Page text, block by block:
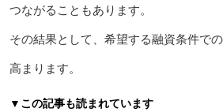
つながることもあります。
その結果として、希望する融資条件で
高まります。
▼この記事も読まれています